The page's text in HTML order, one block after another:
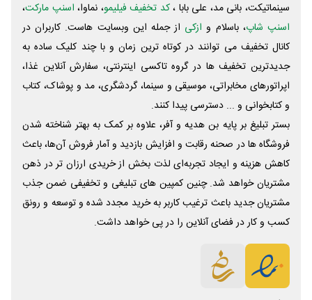
سینماتیکت، بانی مد، علی‌ بابا ،کد تخفیف فیلیمو، نماوا، اسنپ مارکت،
اسنپ شاپ، باسلام و ازکی از جمله این وبسایت ‌هاست. کاربران در
کانال تخفیف می توانند در کوتاه ترین زمان و با چند کلیک ساده به
جدیدترین تخفیف ها در گروه تاکسی اینترنتی، سفارش آنلاین غذا،
اپراتورهای مخابراتی، موسیقی و سینما، گردشگری، مد و پوشاک، کتاب
و کتابخوانی و ... دسترسی پیدا کنند.
بستر تبلیغ بر پایه بن هدیه و آفر، علاوه بر کمک به بهتر شناخته شدن
فروشگاه ها در صحنه رقابت و افزایش بازدید و آمار فروش آن‌ها، باعث
کاهش هزینه و ایجاد تجربه‌ای لذت بخش از خریدی ارزان تر در ذهن
مشتریان خواهد شد. چنین کمپین های تبلیغی و تخفیفی ضمن جذب
مشتریان جدید باعث ترغیب کاربر به خرید مجدد شده و توسعه و رونق
کسب و کار در فضای آنلاین را در پی خواهد داشت.